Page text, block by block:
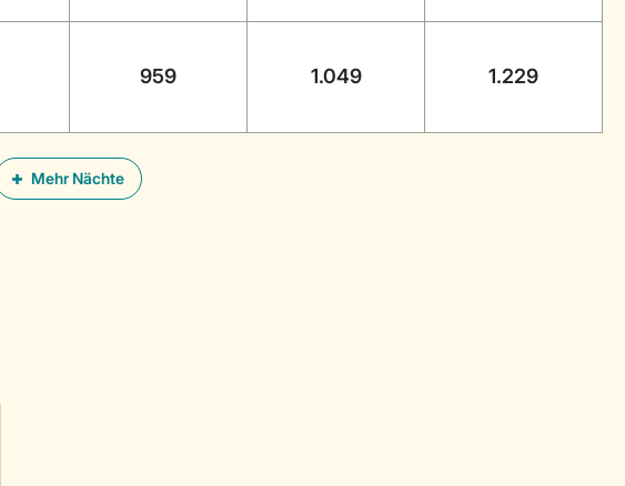
Mehr Nächte
959 1.049 1.229